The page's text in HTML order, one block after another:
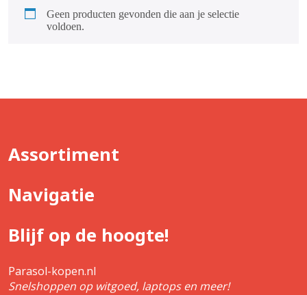
Geen producten gevonden die aan je selectie
voldoen.
Assortiment
Navigatie
Blijf op de hoogte!
Parasol-kopen.nl
Snelshoppen op witgoed, laptops en meer!